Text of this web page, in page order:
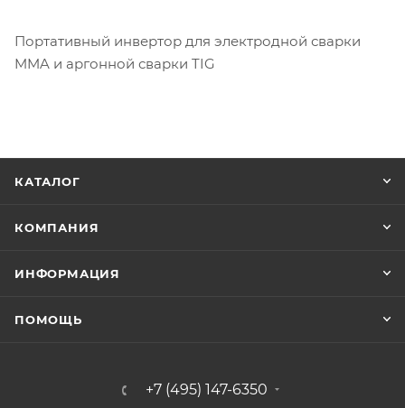
Портативный инвертор для электродной сварки
MMA и аргонной сварки TIG
КАТАЛОГ
КОМПАНИЯ
ИНФОРМАЦИЯ
ПОМОЩЬ
+7 (495) 147-6350